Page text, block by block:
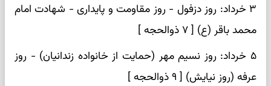
۳ خرداد: روز دزفول - روز مقاومت و پایداری - شهادت امام
محمد باقر (ع) [ ۷ ذوالحجه ]
۵ خرداد: روز نسیم مهر (حمایت از خانواده زندانیان) - روز
عرفه (روز نیایش) [ ۹ ذوالحجه ]